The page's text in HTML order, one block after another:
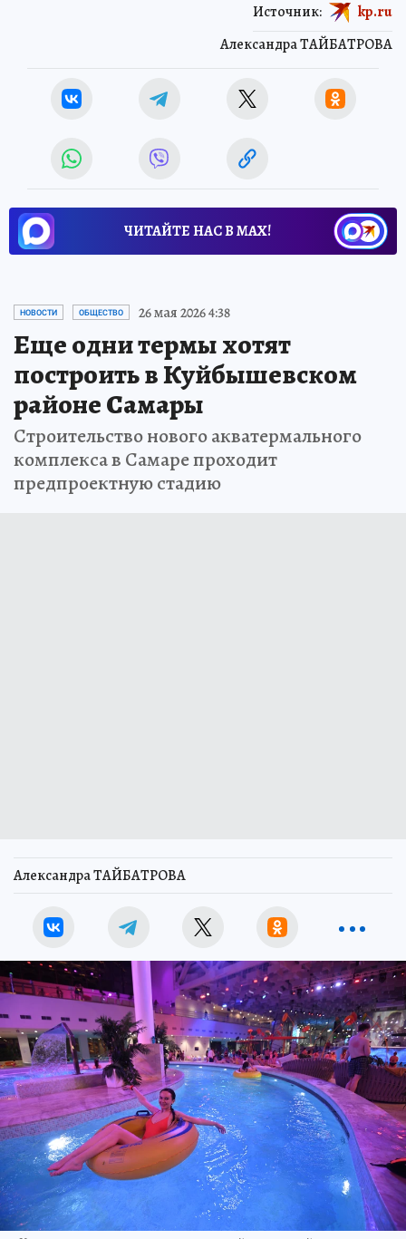
Александра ТАЙБАТРОВА
Источник: kp.ru
ЧИТАЙТЕ НАС В МАХ!
НОВОСТИ ОБЩЕСТВО 26 мая 2026 4:38
Еще одни термы хотят
построить в Куйбышевском
районе Самары
Строительство нового акватермального
комплекса в Самаре проходит
предпроектную стадию
Александра ТАЙБАТРОВА